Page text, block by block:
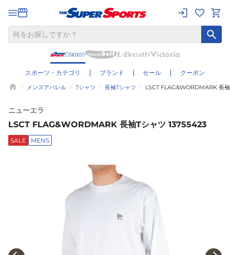
スポーツ・カテゴリ ブランド セール クーポン
メンズアパレル Tシャツ 長袖Tシャツ LSCT FLAG&WORDMARK 長
ニューエラ
LSCT FLAG&WORDMARK 長袖Tシャツ 13755423
SALE MENS